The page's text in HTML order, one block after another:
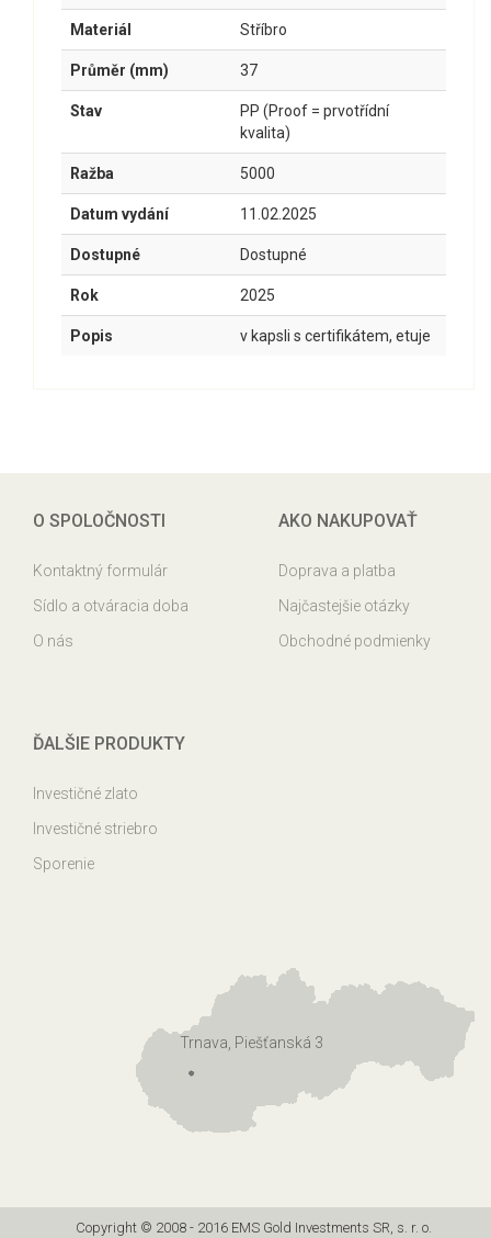
Materiál Stříbro
Průměr (mm) 37
Stav
PP (Proof = prvotřídní
kvalita)
Ražba 5000
Datum vydání 11.02.2025
Dostupné Dostupné
Rok 2025
Popis v kapsli s certifikátem, etuje
O SPOLOČNOSTI
Kontaktný formulár
Sídlo a otváracia doba
O nás
AKO NAKUPOVAŤ
Doprava a platba
Najčastejšie otázky
Obchodné podmienky
ĎALŠIE PRODUKTY
Investičné zlato
Investičné striebro
Sporenie
Trnava, Piešťanská 3
Copyright © 2008 - 2016 EMS Gold Investments SR, s. r. o.